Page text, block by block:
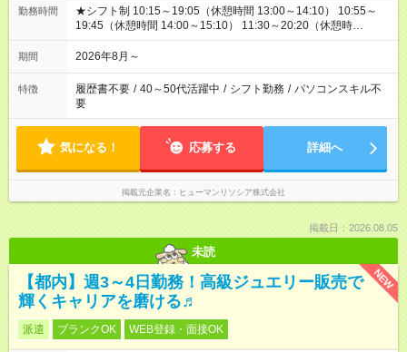
勤務時間
★シフト制 10:15～19:05（休憩時間 13:00～14:10） 10:55～
19:45（休憩時間 14:00～15:10） 11:30～20:20（休憩時
間 15:00～16:10） 12:00～20:50（休憩時間 15:00～16:10）
他、派遣先の規定による
期間 2026年8月～
特徴 履歴書不要 / 40～50代活躍中 / シフト勤務 / パソコンスキル不
要
気になる！ 応募する 詳細へ
掲載元企業名 ヒューマンリソシア株式会社
掲載日：2026.08.05
未読
NEW
【都内】週3～4日勤務！高級ジュエリー販売で
輝くキャリアを磨ける♬
派遣 ブランクOK WEB登録・面接OK